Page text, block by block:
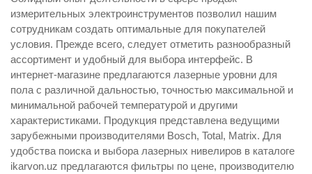
измерительных электроинструментов позволил нашим
сотрудникам создать оптимальные для покупателей
условия. Прежде всего, следует отметить разнообразный
ассортимент и удобный для выбора интерфейс. В
интернет-магазине предлагаются лазерные уровни для
пола с различной дальностью, точностью максимальной и
минимальной рабочей температурой и другими
характеристиками. Продукция представлена ведущими
зарубежными производителями Bosch, Total, Matrix. Для
удобства поиска и выбора лазерных нивелиров в каталоге
ikarvon.uz предлагаются фильтры по цене, производителю